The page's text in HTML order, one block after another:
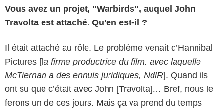
Vous avez un projet, "Warbirds", auquel John
Travolta est attaché. Qu'en est-il ?
Il était attaché au rôle. Le problème venait d’Hannibal
Pictures [l a firme productrice du film, avec laquelle
McTiernan a des ennuis juridiques, NdlR]. Quand ils
ont su que c’était avec John [Travolta]… Bref, nous le
ferons un de ces jours. Mais ça va prend du temps